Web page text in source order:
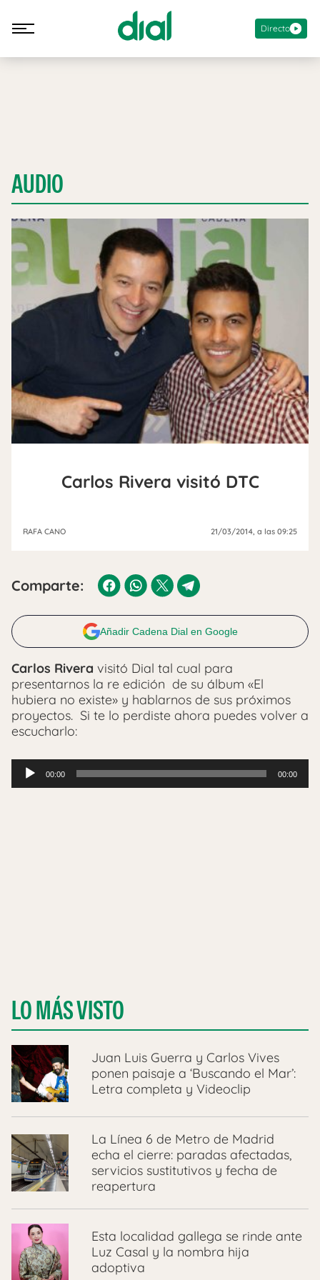
Directo
AUDIO
Carlos Rivera visitó DTC
RAFA CANO 21/03/2014 , a las 09:25
Comparte:
Añadir Cadena Dial en Google
Carlos Rivera visitó Dial tal cual para
presentarnos la re edición de su álbum «El
hubiera no existe» y hablarnos de sus próximos
proyectos. Si te lo perdiste ahora puedes volver a
escucharlo:
Reproductor
00:00 00:00
LO MÁS VISTO
Juan Luis Guerra y Carlos Vives
ponen paisaje a ‘Buscando el Mar’:
Letra completa y Videoclip
La Línea 6 de Metro de Madrid
echa el cierre: paradas afectadas,
servicios sustitutivos y fecha de
reapertura
Esta localidad gallega se rinde ante
Luz Casal y la nombra hija
adoptiva